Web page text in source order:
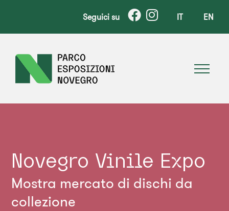
Seguici su IT EN
Novegro Vinile Expo
Mostra mercato di dischi da
collezione